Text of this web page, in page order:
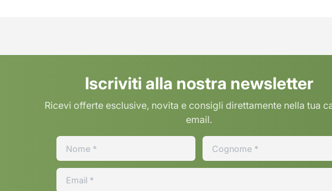
Iscriviti alla nostra newsletter
Ricevi offerte esclusive, novita e consigli direttamente nella tua
email.